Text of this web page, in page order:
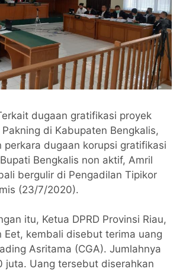
dugaan gratifikasi proyek
Pakning di Kabupaten Bengkalis,
perkara dugaan korupsi gratifikasi
Bengkalis non aktif, Amril
bergulir di Pengadilan Tipikor
(23/7/2020).
itu, Ketua DPRD Provinsi Riau,
Eet, kembali disebut terima uang
Asritama (CGA). Jumlahnya
juta. Uang tersebut diserahkan